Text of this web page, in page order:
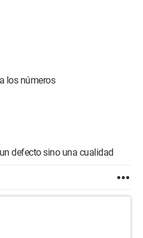
los números
defecto sino una cualidad